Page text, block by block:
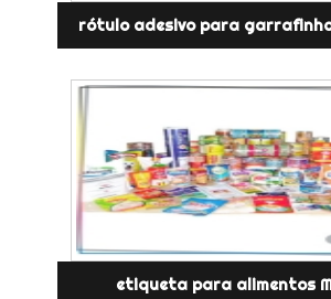
rótulo adesivo para
etiqueta para alimentos